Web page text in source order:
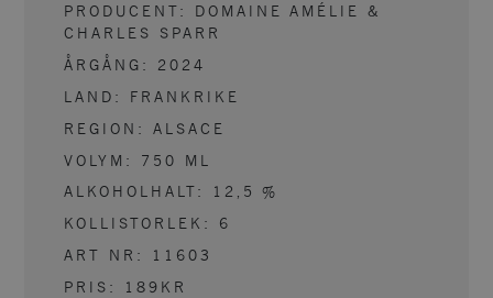
PRODUCENT: DOMAINE AMÉLIE &
CHARLES SPARR
ÅRGÅNG: 2024
LAND: FRANKRIKE
REGION: ALSACE
VOLYM: 750
ML
ALKOHOLHALT:
12,5
%
KOLLISTORLEK: 6
ART NR:
11603
PRIS:
189KR